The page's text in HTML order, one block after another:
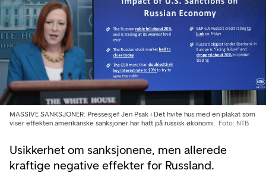
Usikkerhet om sanksjonene, men allerede
kraftige negative effekter for Russland.
MASSIVE SANKSJONER: Pressesjef Jen Psak i Det hvite hus med en plakat som
viser effekten amerikanske sanksjoner har hatt på russisk økonomi.
Foto: NTB